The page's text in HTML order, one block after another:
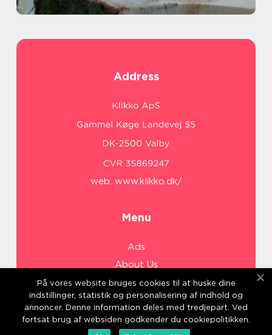
Address
web: www.klikko.dk/
Menu
Ads
About Us
Cookies
Contact
Sitemap
På vores website bruges cookies til at huske dine
indstillinger, statistik og personalisering af indhold og
annoncer. Denne information deles med tredjepart. Ved
fortsat brug af websiden godkender du cookiepolitikken.